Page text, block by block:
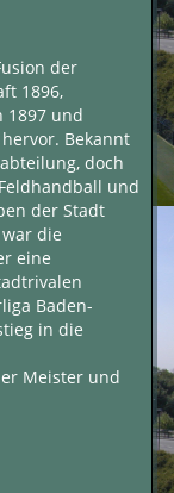
der
1896,
1897 und
Bekannt
doch
und
der Stadt
die
eine
Baden-
in die
Meister und